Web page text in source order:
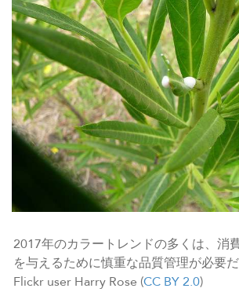
2017年のカラートレンドの多くは、消
を与えるために慎重な品質管理が必要
Flickr user Harry Rose (CC BY 2.0)